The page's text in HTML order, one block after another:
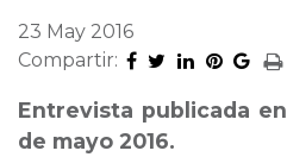
23 May 2016
Compartir:
Entrevista publicada
de mayo 2016.